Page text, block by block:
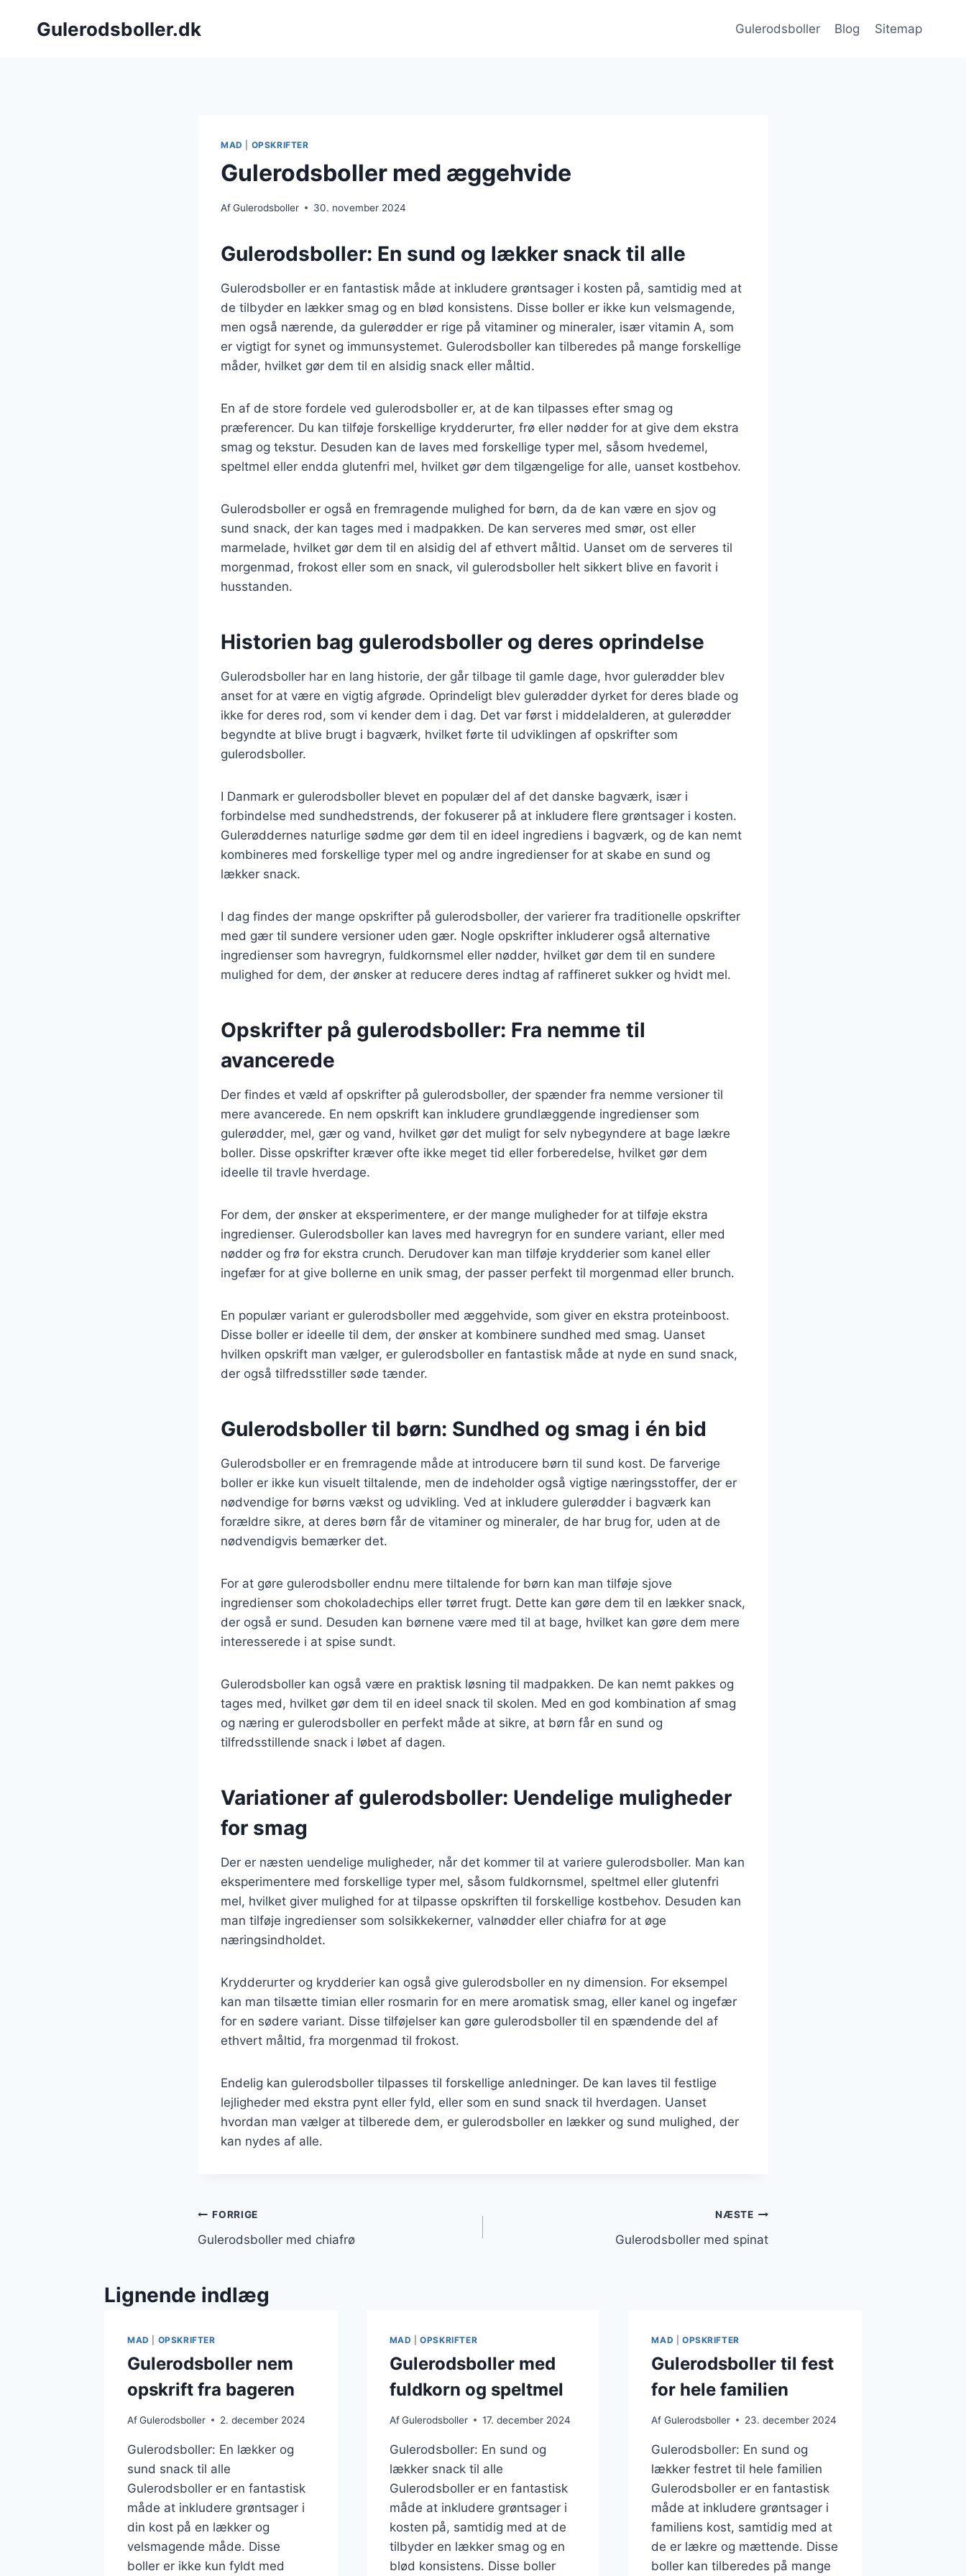
Gulerodsboller.dk Gulerodsboller Blog Sitemap
MAD OPSKRIFTER
Gulerodsboller med æggehvide
AfGulerodsboller 30. november 2024
Gulerodsboller: En sund og lækker snack til alle
Gulerodsboller er en fantastisk måde at inkludere grøntsager i kosten på, samtidig med at
de tilbyder en lækker smag og en blød konsistens. Disse boller er ikke kun velsmagende,
men også nærende, da gulerødder er rige på vitaminer og mineraler, især vitamin A, som
er vigtigt for synet og immunsystemet. Gulerodsboller kan tilberedes på mange forskellige
måder, hvilket gør dem til en alsidig snack eller måltid.
En af de store fordele ved gulerodsboller er, at de kan tilpasses efter smag og
præferencer. Du kan tilføje forskellige krydderurter, frø eller nødder for at give dem ekstra
smag og tekstur. Desuden kan de laves med forskellige typer mel, såsom hvedemel,
speltmel eller endda glutenfri mel, hvilket gør dem tilgængelige for alle, uanset kostbehov.
Gulerodsboller er også en fremragende mulighed for børn, da de kan være en sjov og
sund snack, der kan tages med i madpakken. De kan serveres med smør, ost eller
marmelade, hvilket gør dem til en alsidig del af ethvert måltid. Uanset om de serveres til
morgenmad, frokost eller som en snack, vil gulerodsboller helt sikkert blive en favorit i
husstanden.
Historien bag gulerodsboller og deres oprindelse
Gulerodsboller har en lang historie, der går tilbage til gamle dage, hvor gulerødder blev
anset for at være en vigtig afgrøde. Oprindeligt blev gulerødder dyrket for deres blade og
ikke for deres rod, som vi kender dem i dag. Det var først i middelalderen, at gulerødder
begyndte at blive brugt i bagværk, hvilket førte til udviklingen af opskrifter som
gulerodsboller.
I Danmark er gulerodsboller blevet en populær del af det danske bagværk, især i
forbindelse med sundhedstrends, der fokuserer på at inkludere flere grøntsager i kosten.
Gulerøddernes naturlige sødme gør dem til en ideel ingrediens i bagværk, og de kan nemt
kombineres med forskellige typer mel og andre ingredienser for at skabe en sund og
lækker snack.
I dag findes der mange opskrifter på gulerodsboller, der varierer fra traditionelle opskrifter
med gær til sundere versioner uden gær. Nogle opskrifter inkluderer også alternative
ingredienser som havregryn, fuldkornsmel eller nødder, hvilket gør dem til en sundere
mulighed for dem, der ønsker at reducere deres indtag af raffineret sukker og hvidt mel.
Opskrifter på gulerodsboller: Fra nemme til
avancerede
Der findes et væld af opskrifter på gulerodsboller, der spænder fra nemme versioner til
mere avancerede. En nem opskrift kan inkludere grundlæggende ingredienser som
gulerødder, mel, gær og vand, hvilket gør det muligt for selv nybegyndere at bage lækre
boller. Disse opskrifter kræver ofte ikke meget tid eller forberedelse, hvilket gør dem
ideelle til travle hverdage.
For dem, der ønsker at eksperimentere, er der mange muligheder for at tilføje ekstra
ingredienser. Gulerodsboller kan laves med havregryn for en sundere variant, eller med
nødder og frø for ekstra crunch. Derudover kan man tilføje krydderier som kanel eller
ingefær for at give bollerne en unik smag, der passer perfekt til morgenmad eller brunch.
En populær variant er gulerodsboller med æggehvide, som giver en ekstra proteinboost.
Disse boller er ideelle til dem, der ønsker at kombinere sundhed med smag. Uanset
hvilken opskrift man vælger, er gulerodsboller en fantastisk måde at nyde en sund snack,
der også tilfredsstiller søde tænder.
Gulerodsboller til børn: Sundhed og smag i én bid
Gulerodsboller er en fremragende måde at introducere børn til sund kost. De farverige
boller er ikke kun visuelt tiltalende, men de indeholder også vigtige næringsstoffer, der er
nødvendige for børns vækst og udvikling. Ved at inkludere gulerødder i bagværk kan
forældre sikre, at deres børn får de vitaminer og mineraler, de har brug for, uden at de
nødvendigvis bemærker det.
For at gøre gulerodsboller endnu mere tiltalende for børn kan man tilføje sjove
ingredienser som chokoladechips eller tørret frugt. Dette kan gøre dem til en lækker snack,
der også er sund. Desuden kan børnene være med til at bage, hvilket kan gøre dem mere
interesserede i at spise sundt.
Gulerodsboller kan også være en praktisk løsning til madpakken. De kan nemt pakkes og
tages med, hvilket gør dem til en ideel snack til skolen. Med en god kombination af smag
og næring er gulerodsboller en perfekt måde at sikre, at børn får en sund og
tilfredsstillende snack i løbet af dagen.
Variationer af gulerodsboller: Uendelige muligheder
for smag
Der er næsten uendelige muligheder, når det kommer til at variere gulerodsboller. Man kan
eksperimentere med forskellige typer mel, såsom fuldkornsmel, speltmel eller glutenfri
mel, hvilket giver mulighed for at tilpasse opskriften til forskellige kostbehov. Desuden kan
man tilføje ingredienser som solsikkekerner, valnødder eller chiafrø for at øge
næringsindholdet.
Krydderurter og krydderier kan også give gulerodsboller en ny dimension. For eksempel
kan man tilsætte timian eller rosmarin for en mere aromatisk smag, eller kanel og ingefær
for en sødere variant. Disse tilføjelser kan gøre gulerodsboller til en spændende del af
ethvert måltid, fra morgenmad til frokost.
Endelig kan gulerodsboller tilpasses til forskellige anledninger. De kan laves til festlige
lejligheder med ekstra pynt eller fyld, eller som en sund snack til hverdagen. Uanset
hvordan man vælger at tilberede dem, er gulerodsboller en lækker og sund mulighed, der
kan nydes af alle.
Indlægsnavigation
FORRIGE
Gulerodsboller med chiafrø
NÆSTE
Gulerodsboller med spinat
Lignende indlæg
MAD OPSKRIFTER
Gulerodsboller nem
opskrift fra bageren
AfGulerodsboller 2. december 2024
Gulerodsboller: En lækker og
sund snack til alle
Gulerodsboller er en fantastisk
måde at inkludere grøntsager i
din kost på en lækker og
velsmagende måde. Disse
boller er ikke kun fyldt med
MAD |OPSKRIFTER
Gulerodsboller med
fuldkorn og speltmel
Af Gulerodsboller 17. december 2024
Gulerodsboller: En sund og
lækker snack til alle
Gulerodsboller er en fantastisk
måde at inkludere grøntsager i
kosten på, samtidig med at de
tilbyder en lækker smag og en
blød konsistens. Disse boller
MAD OPSKRIFTER
Gulerodsboller til fest
for hele familien
Af Gulerodsboller 23. december 2024
Gulerodsboller: En sund og
lækker festret til hele familien
Gulerodsboller er en fantastisk
måde at inkludere grøntsager i
familiens kost, samtidig med at
de er lækre og mættende. Disse
boller kan tilberedes på mange